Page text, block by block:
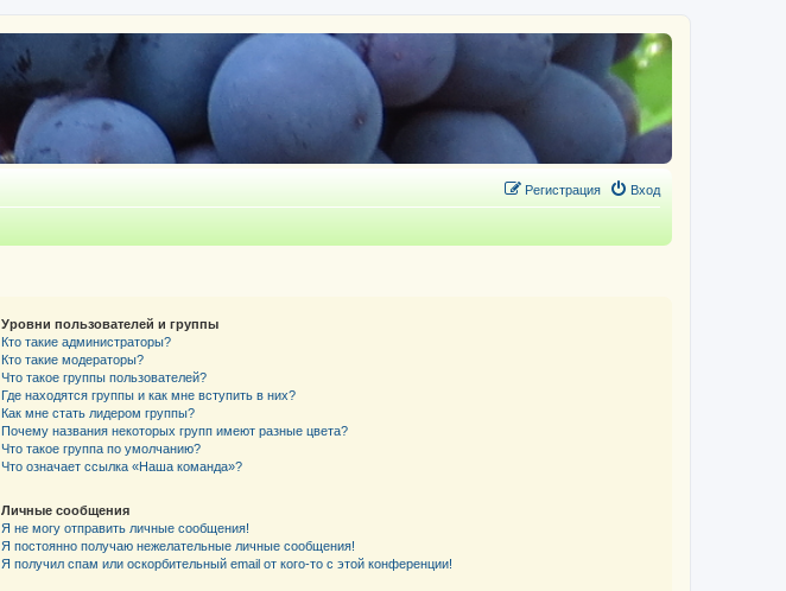
Вход
Регистрация
Уровни пользователей и группы
Кто такие администраторы?
Кто такие модераторы?
Что такое группы пользователей?
Где находятся группы и как мне вступить в них?
Как мне стать лидером группы?
Почему названия некоторых групп имеют разные цвета?
Что такое группа по умолчанию?
Что означает ссылка «Наша команда»?
Личные сообщения
Я не могу отправить личные сообщения!
Я постоянно получаю нежелательные личные сообщения!
Я получил спам или оскорбительный email от кого-то с этой конференции!